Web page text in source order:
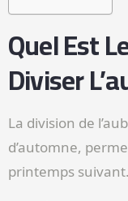
Quel Est
Diviser
La division de
d’automne,
printemps suivant.